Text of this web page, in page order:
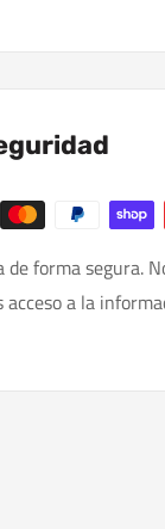
forma segura.
a la